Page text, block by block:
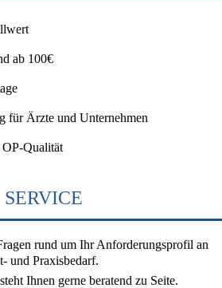
ab 100€
für Ärzte und Unternehmen
Qualität
SERVICE
rund um Ihr Anforderungsprofil an
und Praxisbedarf.
Ihnen gerne beratend zu Seite.